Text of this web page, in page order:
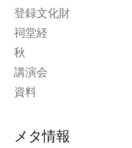
登録文化財
祠堂経
秋
講演会
資料
メタ情報